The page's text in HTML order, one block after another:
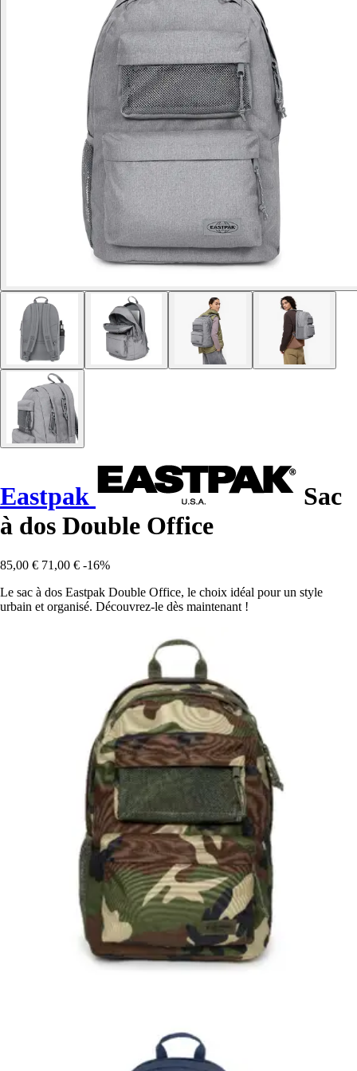
Eastpak
Sac
à dos Double Office
85,00 € 71,00 € -16%
Le sac à dos Eastpak Double Office, le choix idéal pour un style
urbain et organisé. Découvrez-le dès maintenant !